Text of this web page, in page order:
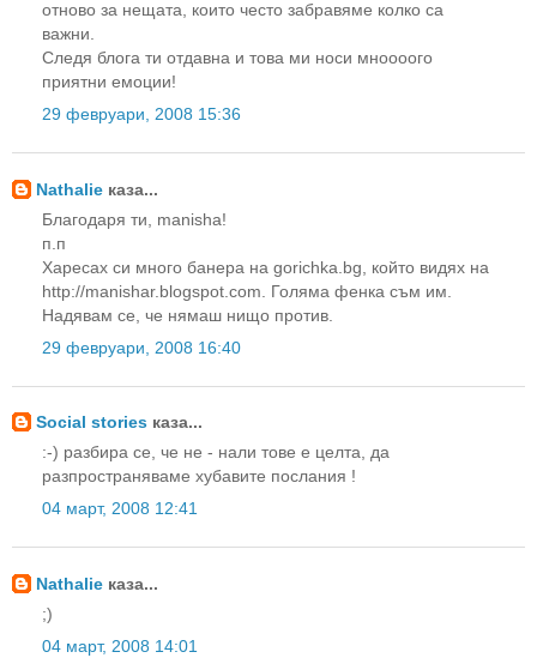
отново за нещата, които често забравяме колко са
важни.
Следя блога ти отдавна и това ми носи мноооого
приятни емоции!
29 февруари, 2008 15:36
Nathalie каза...
Благодаря ти, manisha!
п.п
Харесах си много банера на gorichka.bg, който видях на
http://manishar.blogspot.com. Голяма фенка съм им.
Надявам се, че нямаш нищо против.
29 февруари, 2008 16:40
Social stories каза...
:-) разбира се, че не - нали тове е целта, да
разпространяваме хубавите послания !
04 март, 2008 12:41
Nathalie каза...
;)
04 март, 2008 14:01